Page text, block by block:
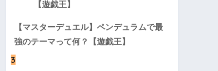
【マスターデュエル】ペンデュラムで最
強のテーマって何？【遊戯王】
3